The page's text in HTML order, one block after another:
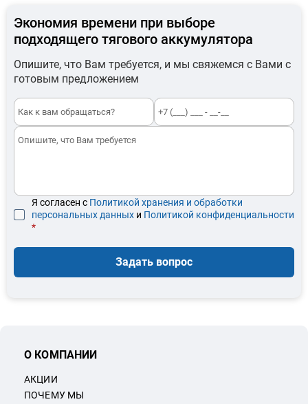
Экономия времени при выборе
подходящего тягового аккумулятора
Опишите, что Вам требуется, и мы свяжемся с Вами с
готовым предложением
Я согласен с Политикой хранения и обработки
персональных данных и Политикой конфиденциальности
*
Задать вопрос
О КОМПАНИИ
АКЦИИ
ПОЧЕМУ МЫ